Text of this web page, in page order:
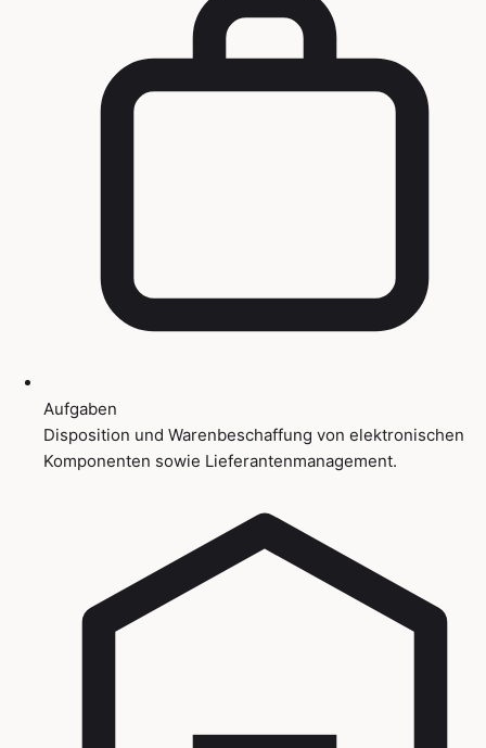
Aufgaben
Disposition und Warenbeschaffung von elektronischen
Komponenten sowie Lieferantenmanagement.